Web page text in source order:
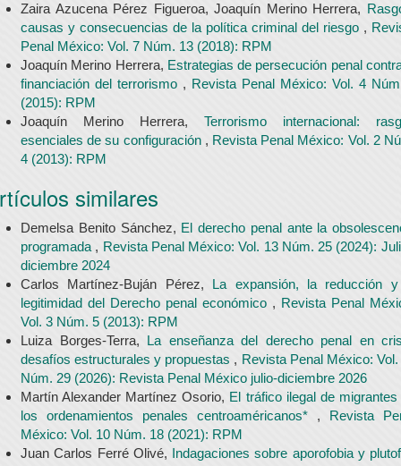
Zaira Azucena Pérez Figueroa, Joaquín Merino Herrera,
causas y consecuencias de la política criminal del riesgo ,
Penal México: Vol. 7 Núm. 13 (2018): RPM
Joaquín Merino Herrera, Estrategias de persecución penal
financiación del terrorismo , Revista Penal México: Vol. 4
(2015): RPM
Joaquín Merino Herrera, Terrorismo internacional:
esenciales de su configuración , Revista Penal México: Vol. 2
4 (2013): RPM
similares
Demelsa Benito Sánchez, El derecho penal ante la
programada , Revista Penal México: Vol. 13 Núm. 25 (2024):
diciembre 2024
Carlos Martínez-Buján Pérez, La expansión, la reducción
legitimidad del Derecho penal económico , Revista Penal
Vol. 3 Núm. 5 (2013): RPM
Luiza Borges-Terra, La enseñanza del derecho penal en
desafíos estructurales y propuestas , Revista Penal México: Vol.
Núm. 29 (2026): Revista Penal México julio-diciembre 2026
Martín Alexander Martínez Osorio, El tráfico ilegal de migrantes
los ordenamientos penales centroaméricanos* , Revista
México: Vol. 10 Núm. 18 (2021): RPM
Juan Carlos Ferré Olivé, Indagaciones sobre aporofobia y